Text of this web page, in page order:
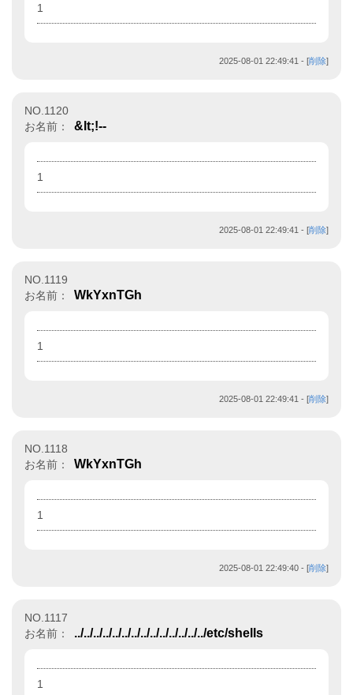
1
2025-08-01 22:49:41 - [削除]
NO.1120
お名前：
&lt;!--
1
2025-08-01 22:49:41 - [削除]
NO.1119
お名前：
WkYxnTGh
1
2025-08-01 22:49:41 - [削除]
NO.1118
お名前：
WkYxnTGh
1
2025-08-01 22:49:40 - [削除]
NO.1117
お名前：
../../../../../../../../../../../../../../etc/shells
1